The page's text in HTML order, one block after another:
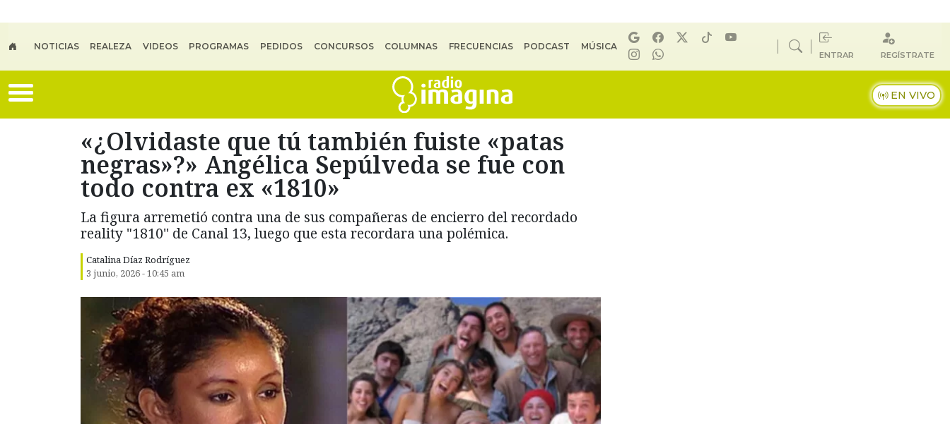
NOTICIAS REALEZA VIDEOS PROGRAMAS PEDIDOS CONCURSOS COLUMNAS FRECUENCIAS PODCAST MÚSICA
ENTRAR REGÍSTRATE
EN VIVO
«¿Olvidaste que tú también fuiste «patas
negras»?» Angélica Sepúlveda se fue con
todo contra ex «1810»
La figura arremetió contra una de sus compañeras de encierro del recordado
reality "1810'' de Canal 13, luego que esta recordara una polémica.
Catalina Díaz Rodríguez
3 junio, 2026 - 10:45 am